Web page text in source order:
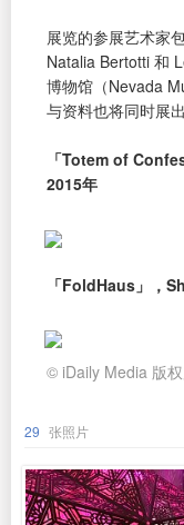
展览的参展艺术家
Natalia Bertotti 和
博物馆（Nevada
与资料也将同时展出
「Totem of
2015年
「FoldHaus」，
© iDaily Media 版权
29 张照片